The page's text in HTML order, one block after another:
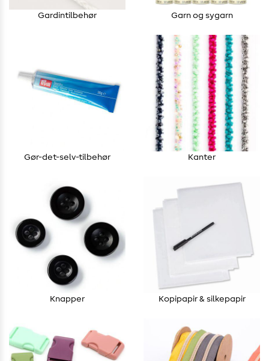
Gardintilbehør Garn og sygarn
Gør-det-selv-tilbehør Kanter
Knapper Kopipapir & silkepapir